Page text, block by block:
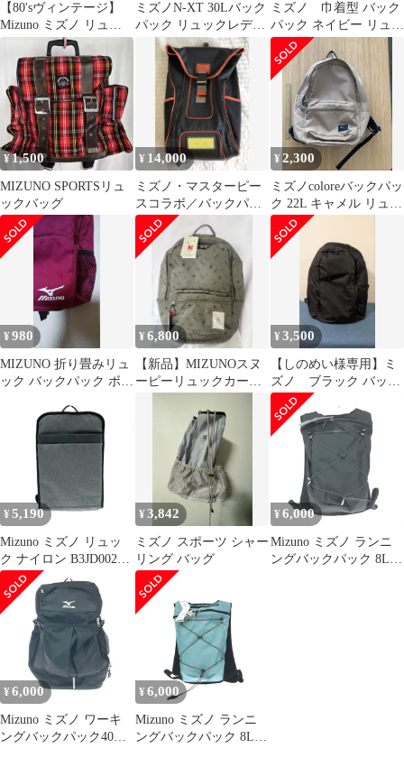
【80'sヴィンテージ】
Mizuno ミズノ リュッ
ク バックパック レッド
ミズノN-XT 30Lバック
パック リュックレディ
ースメンズ通学スポー
ツブラック
ミズノ 巾着型 バック
パック ネイビー リュッ
ク
¥1,500
MIZUNO SPORTSリュ
ックバッグ
¥ 14,000
ミズノ・マスターピー
スコラボ／バックパッ
ク
¥2,300
ミズノcoloreバックパッ
ク 22L キャメル リュッ
ク
¥980
MIZUNO 折り畳みリュ
ック バックパック ボル
¥6,800
【新品】MIZUNOスヌ
ーピーリュックカーキ
¥3,500
【しのめい様専用】ミ
ズノ ブラック バック
パック 18L
¥ 5,190
Mizuno ミズノ リュッ
ク ナイロン B3JD00208
グレー メンズ /
240001196790
¥3,842
ミズノ スポーツ シャー
リング バッグ
¥ 6,000
Mizuno ミズノ ランニ
ングバックパック 8L
¥ 6,000
Mizuno ミズノ ワーキ
ングバックパック40L
¥ 6,000
Mizuno ミズノ ランニ
ングバックパック 8L